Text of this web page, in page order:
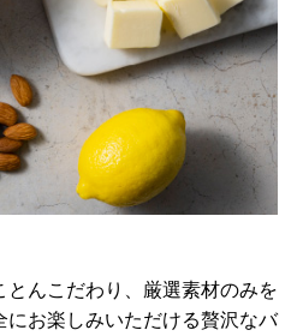
んこだわり、厳選素材のみを
お楽しみいただける贅沢なバ